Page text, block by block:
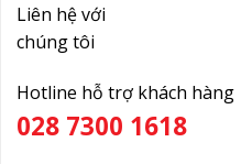
Liên hệ với
chúng tôi
Hotline hỗ trợ khách hàng
028 7300 1618